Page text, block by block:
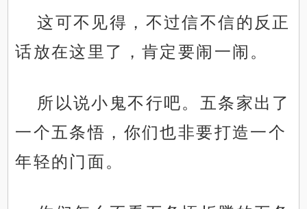
这可不见得，不过信不信的反正
话放在这里了，肯定要闹一闹。
所以说小鬼不行吧。五条家出了
一个五条悟，你们也非要打造一个
年轻的门面。